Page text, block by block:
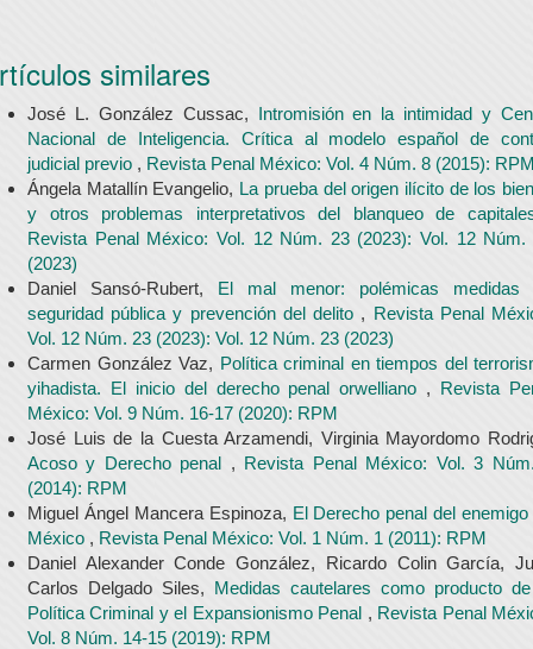
similares
José L. González Cussac, Intromisión en la intimidad y
Nacional de Inteligencia. Crítica al modelo español de
judicial previo , Revista Penal México: Vol. 4 Núm. 8 (2015):
Ángela Matallín Evangelio, La prueba del origen ilícito de los
y otros problemas interpretativos del blanqueo de
Revista Penal México: Vol. 12 Núm. 23 (2023): Vol. 12 Núm.
(2023)
Daniel Sansó-Rubert, El mal menor: polémicas medidas
seguridad pública y prevención del delito , Revista Penal
Vol. 12 Núm. 23 (2023): Vol. 12 Núm. 23 (2023)
Carmen González Vaz, Política criminal en tiempos del
yihadista. El inicio del derecho penal orwelliano , Revista
México: Vol. 9 Núm. 16-17 (2020): RPM
José Luis de la Cuesta Arzamendi, Virginia Mayordomo
Acoso y Derecho penal , Revista Penal México: Vol. 3
(2014): RPM
Miguel Ángel Mancera Espinoza, El Derecho penal del enemigo
México , Revista Penal México: Vol. 1 Núm. 1 (2011): RPM
Daniel Alexander Conde González, Ricardo Colin García,
Carlos Delgado Siles, Medidas cautelares como producto
Política Criminal y el Expansionismo Penal , Revista Penal
Vol. 8 Núm. 14-15 (2019): RPM